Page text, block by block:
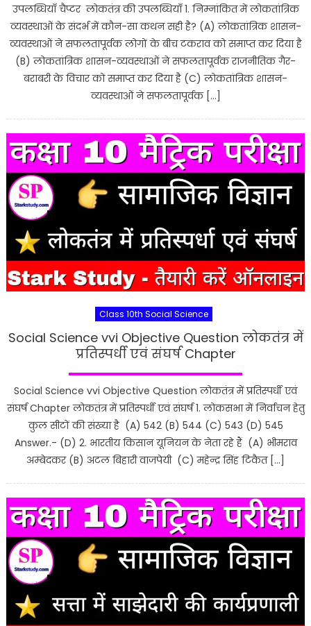
उपलब्धियाँ चैप्टर लोकतंत्र की उपलब्धियाँ 1. निम्नांकित में लोकतांत्रिक
व्यवस्थाओं के संदर्भ में कौन-सा कथन सही है? (A) लोकतांत्रिक शासन-
व्यवस्थाओं ने सफलतापूर्वक लोगों के बीच टकराव को समाप्त कर दिया है
(B) लोकतांत्रिक शासन-व्यवस्थाओं ने सफलतापूर्वक राजनीतिक गैर-
बराबरी के विचार को समाप्त कर दिया है (C) लोकतांत्रिक शासन-
व्यवस्थाओं ने सफलतापूर्वक […]
Class 10th Social Science
Social Science vvi Objective Question लोकतंत्र में
प्रतिस्पर्धी एवं संघर्ष Chapter
Social Science vvi Objective Question लोकतंत्र में प्रतिस्पर्धी एवं
संघर्ष Chapter लोकतंत्र में प्रतिस्पर्धी एवं संघर्ष 1. लोकसभा में निर्वाचन हेतु
कुल सीटों की संख्या है (A) 542 (B) 544 (C) 543 (D) 545
Answer.- (D) 2. भारतीय किसान यूनियन के नेता रहे हैं (A) भीमराव
अम्बेदकर (B) अटल बिहारी वाजपेयी (C) महेन्द्र सिंह टिकैत […]